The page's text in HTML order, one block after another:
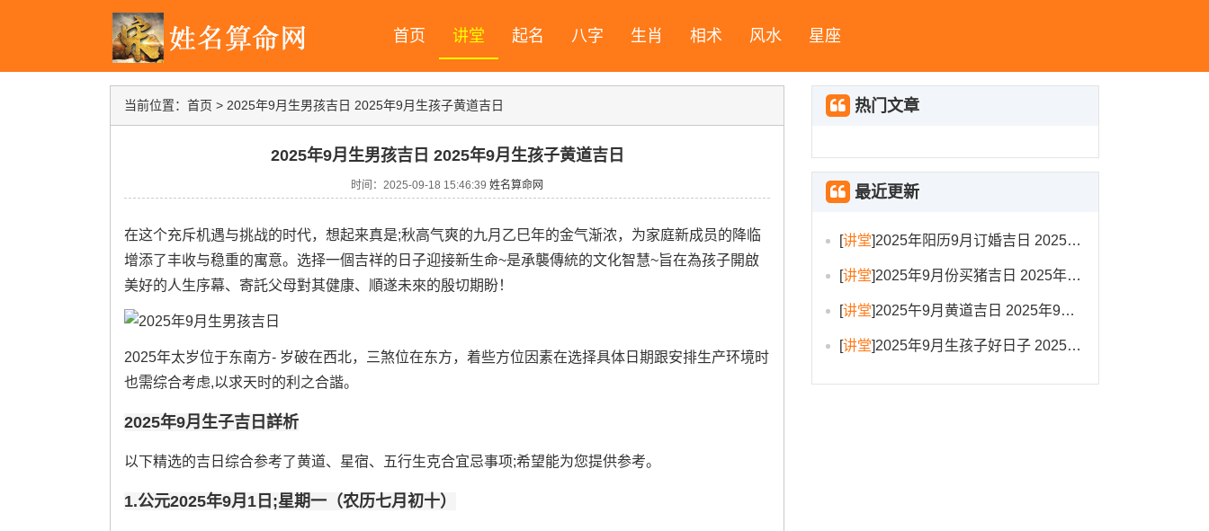
首页 讲堂 起名 八字 生肖 相术 风水 星座
当前位置： 首页 > 2025年9月生男孩吉日 2025年9月生孩子黄道吉日
2025年9月生男孩吉日 2025年9月生孩子黄道吉日
时间：2025-09-18 15:46:39 姓名算命网
在这个充斥机遇与挑战的时代，想起来真是;秋高气爽的九月乙巳年的金气渐浓，为家庭新成员的降临
增添了丰收与稳重的寓意。选择一個吉祥的日子迎接新生命~是承襲傳統的文化智慧~旨在為孩子開啟
美好的人生序幕、寄託父母對其健康、順遂未來的殷切期盼！
2025年太岁位于东南方- 岁破在西北，三煞位在东方，着些方位因素在选择具体日期跟安排生产环境时
也需综合考虑,以求天时的利之合諧。
2025年9月生子吉日詳析
以下精选的吉日综合参考了黄道、星宿、五行生克合宜忌事项;希望能为您提供参考。
1.公元2025年9月1日;星期一（农历七月初十）
热门文章
最近更新
[讲堂]2025年阳历9月订婚吉日 2025年9月订婚吉日有哪几天
[讲堂]2025年9月份买猪吉日 2025年9月买猪进圈吉日
[讲堂]2025午9月黄道吉日 2025年9月黄道吉日一览表大全
[讲堂]2025年9月生孩子好日子 2025年9月哪天生孩子比较好